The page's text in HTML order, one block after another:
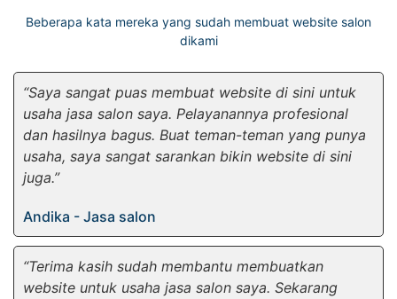
Beberapa kata mereka yang sudah membuat website salon
dikami
“Saya sangat puas membuat website di sini untuk
usaha jasa salon saya. Pelayanannya profesional
dan hasilnya bagus. Buat teman-teman yang punya
usaha, saya sangat sarankan bikin website di sini
juga.”
Andika - Jasa salon
“Terima kasih sudah membantu membuatkan
website untuk usaha jasa salon saya. Sekarang